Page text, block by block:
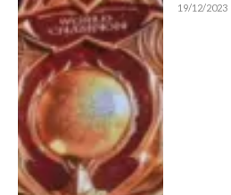
19/12/2023